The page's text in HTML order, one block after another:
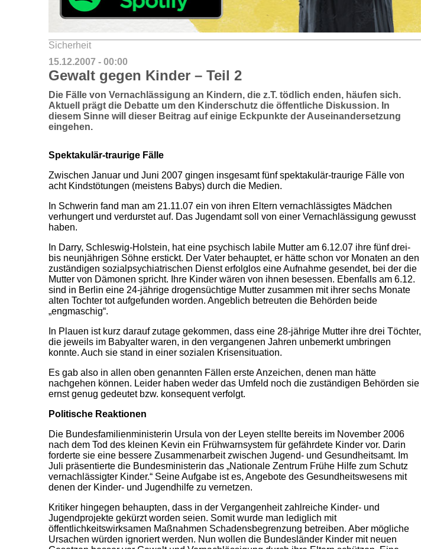
Sicherheit
15.12.2007 - 00:00
Gewalt gegen Kinder – Teil 2
Die Fälle von Vernachlässigung an Kindern, die z.T. tödlich enden, häufen sich.
Aktuell prägt die Debatte um den Kinderschutz die öffentliche Diskussion. In
diesem Sinne will dieser Beitrag auf einige Eckpunkte der Auseinandersetzung
eingehen.
Spektakulär-traurige Fälle
Zwischen Januar und Juni 2007 gingen insgesamt fünf spektakulär-traurige Fälle von
acht Kindstötungen (meistens Babys) durch die Medien.
In Schwerin fand man am 21.11.07 ein von ihren Eltern vernachlässigtes Mädchen
verhungert und verdurstet auf. Das Jugendamt soll von einer Vernachlässigung gewusst
haben.
In Darry, Schleswig-Holstein, hat eine psychisch labile Mutter am 6.12.07 ihre fünf drei-
bis neunjährigen Söhne erstickt. Der Vater behauptet, er hätte schon vor Monaten an den
zuständigen sozialpsychiatrischen Dienst erfolglos eine Aufnahme gesendet, bei der die
Mutter von Dämonen spricht. Ihre Kinder wären von ihnen besessen. Ebenfalls am 6.12.
sind in Berlin eine 24-jährige drogensüchtige Mutter zusammen mit ihrer sechs Monate
alten Tochter tot aufgefunden worden. Angeblich betreuten die Behörden beide
„engmaschig“.
In Plauen ist kurz darauf zutage gekommen, dass eine 28-jährige Mutter ihre drei Töchter,
die jeweils im Babyalter waren, in den vergangenen Jahren unbemerkt umbringen
konnte. Auch sie stand in einer sozialen Krisensituation.
Es gab also in allen oben genannten Fällen erste Anzeichen, denen man hätte
nachgehen können. Leider haben weder das Umfeld noch die zuständigen Behörden sie
ernst genug gedeutet bzw. konsequent verfolgt.
Politische Reaktionen
Die Bundesfamilienministerin Ursula von der Leyen stellte bereits im November 2006
nach dem Tod des kleinen Kevin ein Frühwarnsystem für gefährdete Kinder vor. Darin
forderte sie eine bessere Zusammenarbeit zwischen Jugend- und Gesundheitsamt. Im
Juli präsentierte die Bundesministerin das „Nationale Zentrum Frühe Hilfe zum Schutz
vernachlässigter Kinder.“ Seine Aufgabe ist es, Angebote des Gesundheitswesens mit
denen der Kinder- und Jugendhilfe zu vernetzen.
Kritiker hingegen behaupten, dass in der Vergangenheit zahlreiche Kinder- und
Jugendprojekte gekürzt worden seien. Somit wurde man lediglich mit
öffentlichkeitswirksamen Maßnahmen Schadensbegrenzung betreiben. Aber mögliche
Ursachen würden ignoriert werden. Nun wollen die Bundesländer Kinder mit neuen